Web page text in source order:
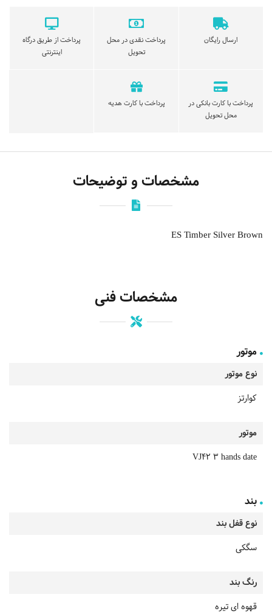
ارسال رایگان
پرداخت نقدی در محل
تحویل
پرداخت از طریق درگاه
اینترنتی
پرداخت با کارت بانکی در
محل تحویل
پرداخت با کارت هدیه
مشخصات و توضیحات
ES Timber Silver Brown
مشخصات فنی
موتور
نوع موتور
کوارتز
موتور
VJ42 3 hands date
بند
نوع قفل بند
سگکی
رنگ بند
قهوه ای تیره